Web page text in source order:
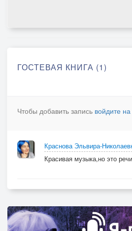
ГОСТЕВАЯ КНИГА (1)
Чтобы добавить запись войдите
Краснова Эльвира-
Красивая музыка,но это